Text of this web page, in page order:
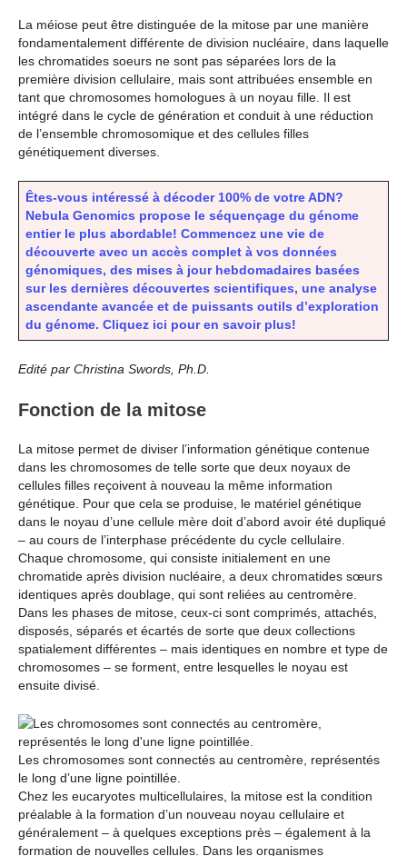
La méiose peut être distinguée de la mitose par une manière
fondamentalement différente de division nucléaire, dans laquelle
les chromatides soeurs ne sont pas séparées lors de la
première division cellulaire, mais sont attribuées ensemble en
tant que chromosomes homologues à un noyau fille. Il est
intégré dans le cycle de génération et conduit à une réduction
de l’ensemble chromosomique et des cellules filles
génétiquement diverses.
Êtes-vous intéressé à décoder 100% de votre ADN?
Nebula Genomics propose le séquençage du génome
entier le plus abordable! Commencez une vie de
découverte avec un accès complet à vos données
génomiques, des mises à jour hebdomadaires basées
sur les dernières découvertes scientifiques, une analyse
ascendante avancée et de puissants outils d’exploration
du génome. Cliquez ici pour en savoir plus!
Edité par Christina Swords, Ph.D.
Fonction de la mitose
La mitose permet de diviser l’information génétique contenue
dans les chromosomes de telle sorte que deux noyaux de
cellules filles reçoivent à nouveau la même information
génétique. Pour que cela se produise, le matériel génétique
dans le noyau d’une cellule mère doit d’abord avoir été dupliqué
– au cours de l’interphase précédente du cycle cellulaire.
Chaque chromosome, qui consiste initialement en une
chromatide après division nucléaire, a deux chromatides sœurs
identiques après doublage, qui sont reliées au centromère.
Dans les phases de mitose, ceux-ci sont comprimés, attachés,
disposés, séparés et écartés de sorte que deux collections
spatialement différentes – mais identiques en nombre et type de
chromosomes – se forment, entre lesquelles le noyau est
ensuite divisé.
Les chromosomes sont connectés au centromère, représentés
le long d’une ligne pointillée.
Chez les eucaryotes multicellulaires, la mitose est la condition
préalable à la formation d’un nouveau noyau cellulaire et
généralement – à quelques exceptions près – également à la
formation de nouvelles cellules. Dans les organismes